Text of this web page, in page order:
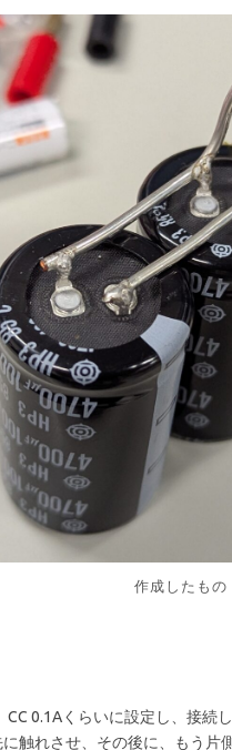
作成したもの
0.1Aくらいに設定し、接続し
触れさせ、その後に、もう片